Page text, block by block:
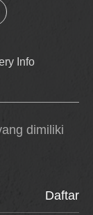
Info
dimiliki
Daftar